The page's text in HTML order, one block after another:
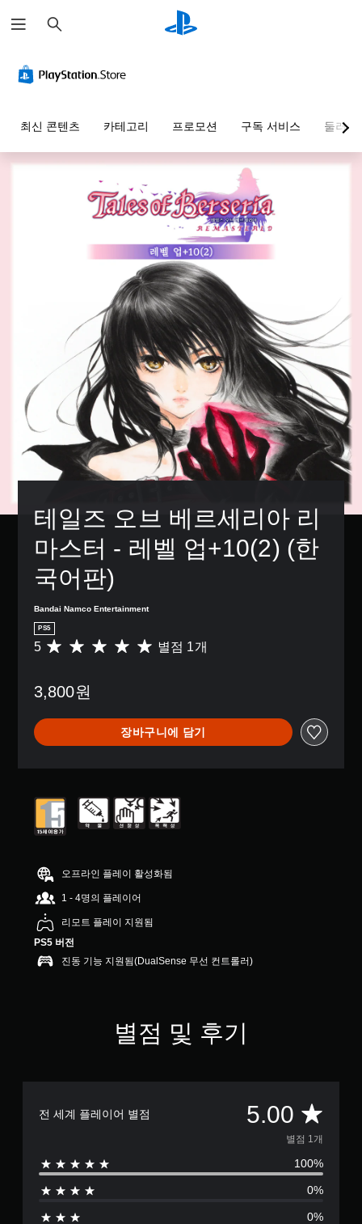
색
최신 콘텐츠 카테고리 프로모션 구독 서비스 둘러보
테일즈 오브 베르세리아 리
마스터 - 레벨 업+10(2) (한
국어판)
Bandai Namco Entertainment
PS5
총
점
로
부
터
중
균
개
별
5 별점 1개
3,800원
장바구니에 담기
오프라인 플레이 활성화됨
1 - 4명의 플레이어
리모트 플레이 지원됨
PS5 버전
진동 기능 지원됨(DualSense 무선 컨트롤러)
별점 및 후기
전 세계 플레이어 별점 5.00 총
1
별
점
별점 1개
100%
0%
0%